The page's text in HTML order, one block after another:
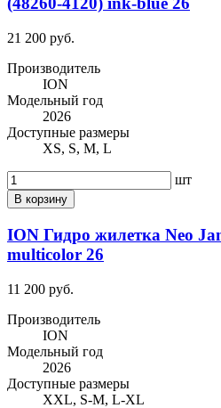
21 200 руб.
Производитель
ION
Модельный год
2026
Доступные размеры
XS, S, M, L
шт
В корзину
ION Гидро жилетка Neo
multicolor 26
11 200 руб.
Производитель
ION
Модельный год
2026
Доступные размеры
XXL, S-M, L-XL